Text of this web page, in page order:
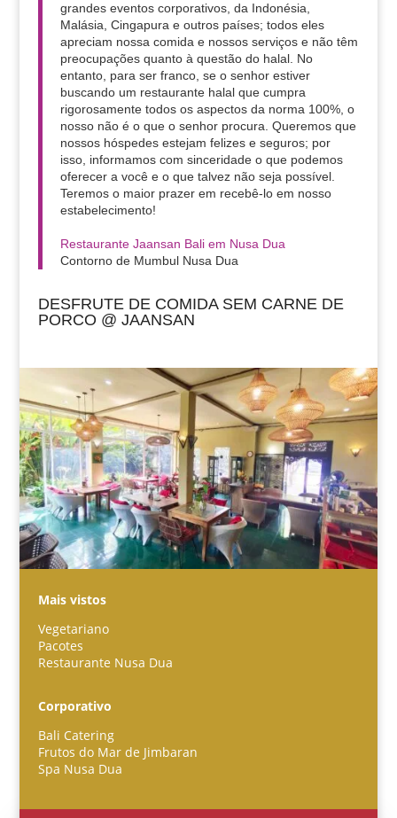
grandes eventos corporativos, da Indonésia,
Malásia, Cingapura e outros países; todos eles
apreciam nossa comida e nossos serviços e não têm
preocupações quanto à questão do halal. No
entanto, para ser franco, se o senhor estiver
buscando um restaurante halal que cumpra
rigorosamente todos os aspectos da norma 100%, o
nosso não é o que o senhor procura. Queremos que
nossos hóspedes estejam felizes e seguros; por
isso, informamos com sinceridade o que podemos
oferecer a você e o que talvez não seja possível.
Teremos o maior prazer em recebê-lo em nosso
estabelecimento!
Restaurante Jaansan Bali em Nusa Dua
Contorno de Mumbul Nusa Dua
DESFRUTE DE COMIDA SEM CARNE DE
PORCO @ JAANSAN
Mais vistos
Vegetariano
Pacotes
Restaurante Nusa Dua
Corporativo
Bali Catering
Frutos do Mar de Jimbaran
Spa Nusa Dua
हिन्दी